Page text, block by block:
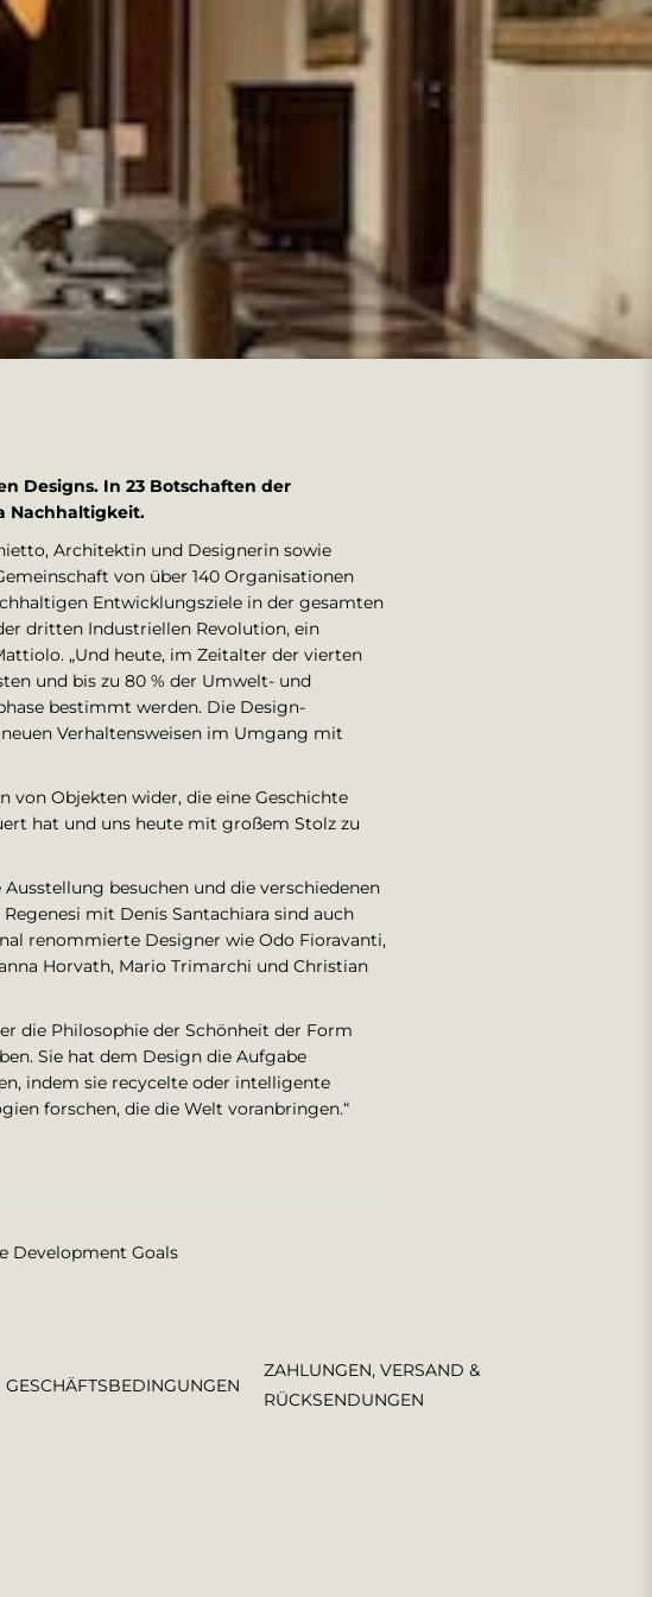
Designs. In 23 Botschaften der
Nachhaltigkeit.
Architektin und Designerin sowie
von über 140 Organisationen
Entwicklungsziele in der gesamten
dritten Industriellen Revolution, ein
„Und heute, im Zeitalter der vierten
und bis zu 80 % der Umwelt- und
bestimmt werden. Die Design-
Verhaltensweisen im Umgang mit
von Objekten wider, die eine Geschichte
hat und uns heute mit großem Stolz zu
besuchen und die verschiedenen
mit Denis Santachiara sind auch
renommierte Designer wie Odo Fioravanti,
Horvath, Mario Trimarchi und Christian
die Philosophie der Schönheit der Form
Sie hat dem Design die Aufgabe
indem sie recycelte oder intelligente
forschen, die die Welt voranbringen.“
Development Goals
ZAHLUNGEN, VERSAND &
RÜCKSENDUNGEN
GESCHÄFTSBEDINGUNGEN